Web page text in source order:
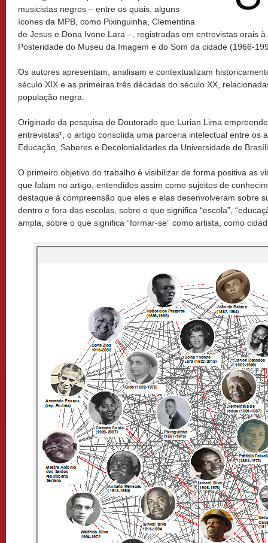
musicistas negros – entre os quais, alguns
ícones da MPB, como Pixinguinha, Clementina
de Jesus e Dona Ivone Lara –, registradas em entrevistas orais
Posteridade do Museu da Imagem e do Som da cidade (1966-
Os autores apresentam, analisam e contextualizam
século XIX e as primeiras três décadas do século XX,
população negra.
Originado da pesquisa de Doutorado que Lurian Lima
entrevistas¹, o artigo consolida uma parceria intelectual entre os
Educação, Saberes e Decolonialidades da Universidade de
O primeiro objetivo do trabalho é visibilizar de forma positiva as
que falam no artigo, entendidos assim como sujeitos de
destaque à compreensão que eles e elas desenvolveram sobre
dentro e fora das escolas, sobre o que significa “escola”,
ampla, sobre o que significa “formar-se” como artista, como